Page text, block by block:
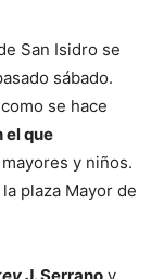
San Isidro se
sábado.
se hace
el que
y niños.
plaza Mayor de